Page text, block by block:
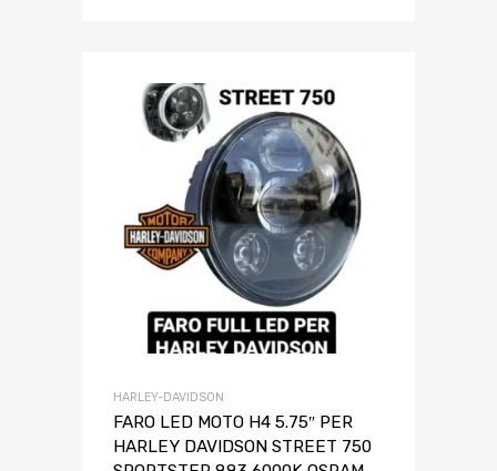
HARLEY-DAVIDSON
FARO LED MOTO H4 5.75″ PER
HARLEY DAVIDSON STREET 750